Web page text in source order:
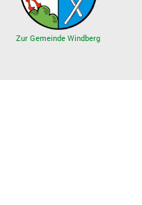
Zur Gemeinde Windberg